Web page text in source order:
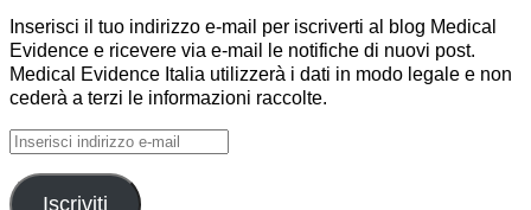
Inserisci il tuo indirizzo e-mail per iscriverti al blog Medical
Evidence e ricevere via e-mail le notifiche di nuovi post.
Medical Evidence Italia utilizzerà i dati in modo legale e non
cederà a terzi le informazioni raccolte.
Inserisci
e-
Iscriviti